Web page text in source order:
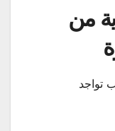
من
تواجد